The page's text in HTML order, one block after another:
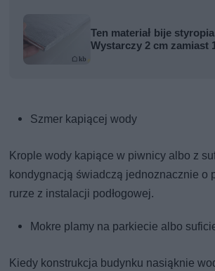
Ten materiał bije
Wystarczy 2 cm zamiast
Szmer kapiącej wody
Krople wody kapiące w piwnicy albo z
kondygnacją świadczą jednoznacznie o
rurze z instalacji podłogowej.
Mokre plamy na parkiecie albo
Kiedy konstrukcja budynku nasiąknie